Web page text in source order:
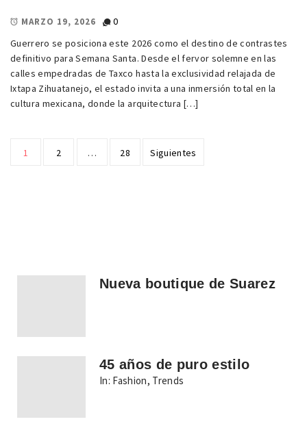
MARZO 19, 2026
0
Guerrero se posiciona este 2026 como el destino de contrastes
definitivo para Semana Santa. Desde el fervor solemne en las
calles empedradas de Taxco hasta la exclusividad relajada de
Ixtapa Zihuatanejo, el estado invita a una inmersión total en la
cultura mexicana, donde la arquitectura […]
Paginación
1 2 … 28 Siguientes
Nueva boutique de Suarez
45 años de puro estilo
In: Fashion, Trends